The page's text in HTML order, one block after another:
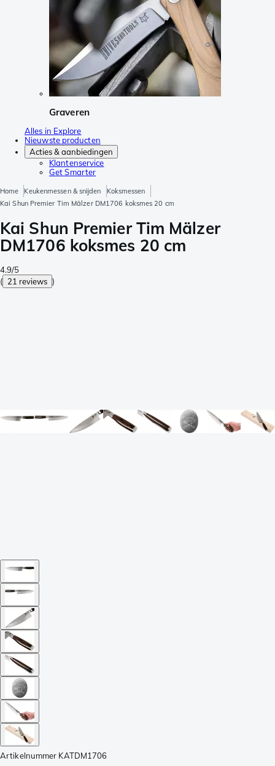
Graveren
Alles in Explore
Nieuwste producten
Acties & aanbiedingen
Klantenservice
Get Smarter
Home Keukenmessen & snijden
Koksmessen
Kai Shun Premier Tim Mälzer DM1706 koksmes 20 cm
Kai Shun Premier Tim Mälzer
DM1706 koksmes 20 cm
4.9/5
( 21 reviews )
Artikelnummer KATDM1706